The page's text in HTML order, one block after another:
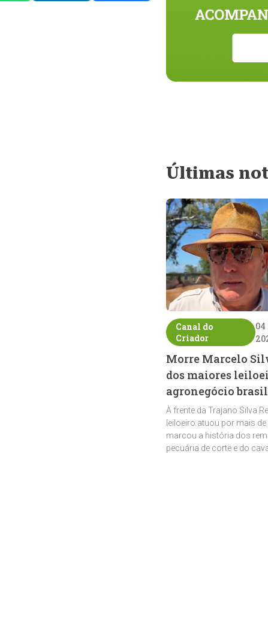
Últimas
Canal do
Criador
04
Morre Marcelo
dos maiores
agronegócio
À frente da Trajano Silva
leiloeiro atuou por mais
marcou a história dos
pecuária de corte e do